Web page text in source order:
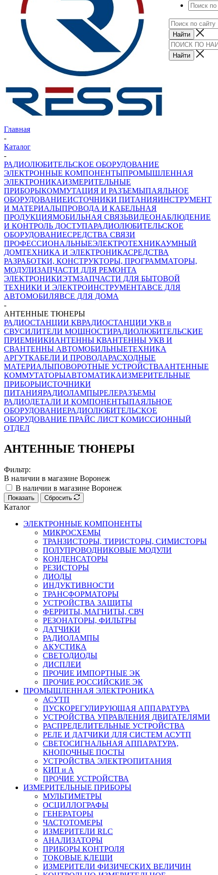
Главная
-
Каталог
-
РАДИОЛЮБИТЕЛЬСКОЕ ОБОРУДОВАНИЕ
ЭЛЕКТРОННЫЕ КОМПОНЕНТЫПРОМЫШЛЕННАЯ
ЭЛЕКТРОНИКАИЗМЕРИТЕЛЬНЫЕ
ПРИБОРЫКОММУТАЦИЯ И РАЗЪЕМЫПАЯЛЬНОЕ
ОБОРУДОВАНИЕИСТОЧНИКИ ПИТАНИЯИНСТРУМЕНТ
И МАТЕРИАЛЫПРОВОДА И КАБЕЛЬНАЯ
ПРОДУКЦИЯМОБИЛЬНАЯ СВЯЗЬВИДЕОНАБЛЮДЕНИЕ
И КОНТРОЛЬ ДОСТУПАРАДИОЛЮБИТЕЛЬСКОЕ
ОБОРУДОВАНИЕСРЕДСТВА СВЯЗИ
ПРОФЕССИОНАЛЬНЫЕЭЛЕКТРОТЕХНИКАУМНЫЙ
ДОМТЕХНИКА И ЭЛЕКТРОНИКАСРЕДСТВА
РАЗРАБОТКИ, КОНСТРУКТОРЫ, ПРОГРАММАТОРЫ,
МОДУЛИЗАПЧАСТИ ДЛЯ РЕМОНТА
ЭЛЕКТРОНИКИЭТМЗАПЧАСТИ ДЛЯ БЫТОВОЙ
ТЕХНИКИ И ЭЛЕКТРОИНСТРУМЕНТАВСЕ ДЛЯ
АВТОМОБИЛЯВСЕ ДЛЯ ДОМА
-
АНТЕННЫЕ ТЮНЕРЫ
РАДИОСТАНЦИИ КВРАДИОСТАНЦИИ УКВ и
СВУСИЛИТЕЛИ МОЩНОСТИРАДИОЛЮБИТЕЛЬСКИЕ
ПРИЕМНИКИАНТЕННЫ КВАНТЕННЫ УКВ И
СВАНТЕННЫ АВТОМОБИЛЬНЫЕТЕХНИКА
АРГУТКАБЕЛИ И ПРОВОДАРАСХОДНЫЕ
МАТЕРИАЛЫПОВОРОТНЫЕ УСТРОЙСТВААНТЕННЫЕ
КОММУТАТОРЫАВТОМАТИКАИЗМЕРИТЕЛЬНЫЕ
ПРИБОРЫИСТОЧНИКИ
ПИТАНИЯРАДИОЛАМПЫРЕЛЕРАЗЪЕМЫ
РАДИОДЕТАЛИ И КОМПОНЕНТЫПАЯЛЬНОЕ
ОБОРУДОВАНИЕРАДИОЛЮБИТЕЛЬСКОЕ
ОБОРУДОВАНИЕ ПРАЙС ЛИСТ КОМИССИОННЫЙ
ОТДЕЛ
АНТЕННЫЕ ТЮНЕРЫ
Фильтр:
В наличии в магазине Воронеж
В наличии в магазине Воронеж
Показать Сбросить
Каталог
ЭЛЕКТРОННЫЕ КОМПОНЕНТЫ
МИКРОСХЕМЫ
ТРАНЗИСТОРЫ, ТИРИСТОРЫ, СИМИСТОРЫ
ПОЛУПРОВОДНИКОВЫЕ МОДУЛИ
КОНДЕНСАТОРЫ
РЕЗИСТОРЫ
ДИОДЫ
ИНДУКТИВНОСТИ
ТРАНСФОРМАТОРЫ
УСТРОЙСТВА ЗАЩИТЫ
ФЕРРИТЫ, МАГНИТЫ, СВЧ
РЕЗОНАТОРЫ, ФИЛЬТРЫ
ДАТЧИКИ
РАДИОЛАМПЫ
АКУСТИКА
СВЕТОДИОДЫ
ДИСПЛЕИ
ПРОЧИЕ ИМПОРТНЫЕ ЭК
ПРОЧИЕ РОССИЙСКИЕ ЭК
ПРОМЫШЛЕННАЯ ЭЛЕКТРОНИКА
АСУТП
ПУСКОРЕГУЛИРУЮЩАЯ АППАРАТУРА
УСТРОЙСТВА УПРАВЛЕНИЯ ДВИГАТЕЛЯМИ
РАСПРЕДЕЛИТЕЛЬНЫЕ УСТРОЙСТВА
РЕЛЕ И ДАТЧИКИ ДЛЯ СИСТЕМ АСУТП
СВЕТОСИГНАЛЬНАЯ АППАРАТУРА,
КНОПОЧНЫЕ ПОСТЫ
УСТРОЙСТВА ЭЛЕКТРОПИТАНИЯ
КИП и А
ПРОЧИЕ УСТРОЙСТВА
ИЗМЕРИТЕЛЬНЫЕ ПРИБОРЫ
МУЛЬТИМЕТРЫ
ОСЦИЛЛОГРАФЫ
ГЕНЕРАТОРЫ
ЧАСТОТОМЕРЫ
ИЗМЕРИТЕЛИ RLC
АНАЛИЗАТОРЫ
ПРИБОРЫ КОНТРОЛЯ
ТОКОВЫЕ КЛЕЩИ
ИЗМЕРИТЕЛИ ФИЗИЧЕСКИХ ВЕЛИЧИН